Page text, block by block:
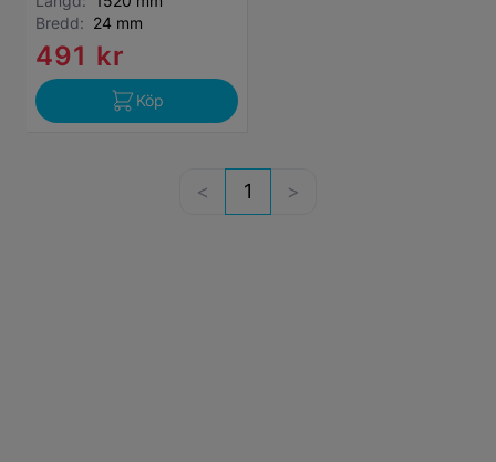
Bredd: 24 mm
491 kr
Köp
1